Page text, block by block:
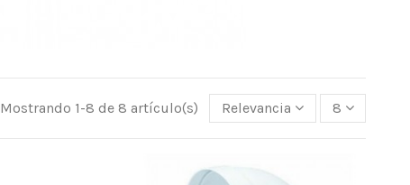
Mostrando 1-8 de 8 artículo(s) Relevancia 8